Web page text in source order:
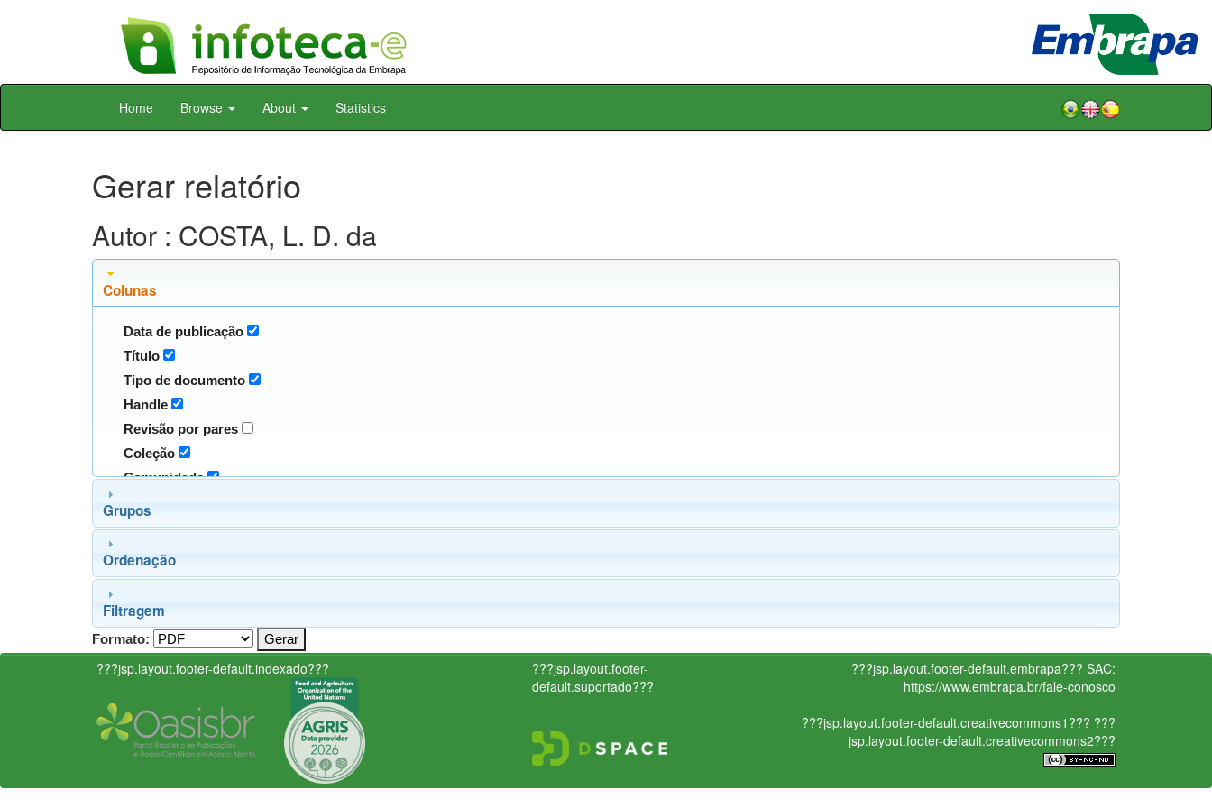
Skip
Home Browse About Statistics
Gerar relatório
Autor : COSTA, L. D. da
Colunas
Data de publicação
Título
Tipo de documento
Handle
Revisão por pares
Coleção
Comunidade
Grupos
Ordenação
Filtragem
Formato:
???jsp.layout.footer-default.indexado???
???jsp.layout.footer-
default.suportado???
???jsp.layout.footer-default.embrapa??? SAC:
https://www.embrapa.br/fale-conosco
???jsp.layout.footer-default.creativecommons1??? ???
jsp.layout.footer-default.creativecommons2???